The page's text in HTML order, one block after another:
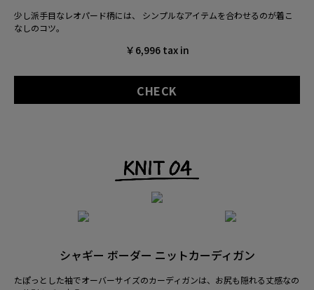
少し派手目なレオパード柄には、 シンプルなアイテムを合わせるのが着こ
なしのコツ。
￥6,996 tax in
CHECK
シャギー ボーダー ニットカーディガン
たぽっとした袖でオーバーサイズのカーディガンは、 お尻も隠れる丈感なの